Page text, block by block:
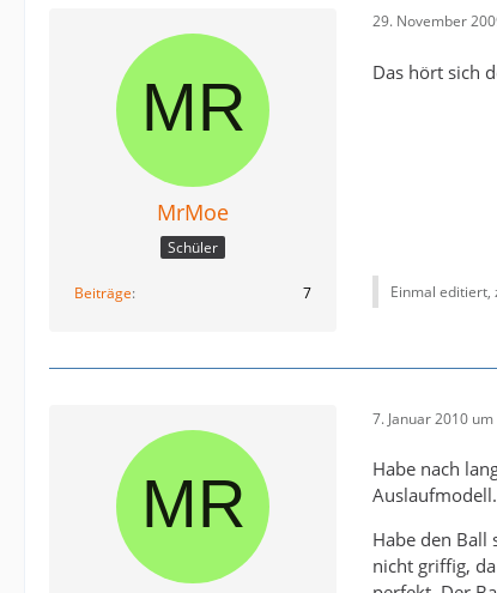
MrMoe
Schüler
Beiträge 7
29. November
Das hört sich
Einmal editiert,
7. Januar 2010
Habe nach
Habe den Ball
nicht griffig,